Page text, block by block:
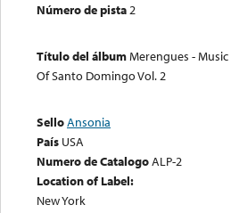
Número de pista2
Título del álbumMerengues - Music
Of Santo Domingo Vol. 2
SelloAnsonia
País USA
Numero de CatalogoALP-2
Location of Label:
New York